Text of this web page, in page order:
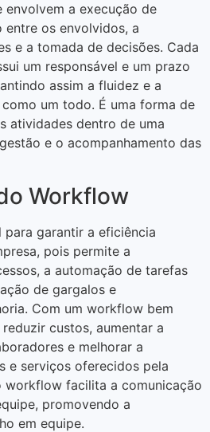
envolvem a execução de
entre os envolvidos, a
e a tomada de decisões. Cada
um responsável e um prazo
assim a fluidez e a
um todo. É uma forma de
atividades dentro de uma
e o acompanhamento das
Workflow
garantir a eficiência
pois permite a
a automação de tarefas
de gargalos e
Com um workflow bem
custos, aumentar a
e melhorar a
e serviços oferecidos pela
workflow facilita a comunicação
promovendo a
em equipe.